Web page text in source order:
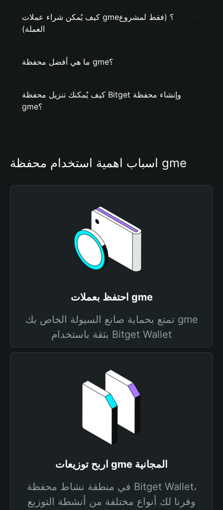
كيف يُمكن شراء عملات gme؟ (فقط لمشروع
العملة)
ما هي أفضل محفظة gme؟
كيف يُمكنك تنزيل محفظة Bitget وإنشاء محفظة
gme؟
أسباب أهمية استخدام محفظة gme
احتفظ بعملات gme
تمتع بحماية صانع السيولة الخاص بك gme
بثقة باستخدام Bitget Wallet
اربح توزيعات gme المجانية
في منطقة نشاط محفظة Bitget Wallet،
وفرنا لك أنواع مختلفة من أنشطة التوزيع